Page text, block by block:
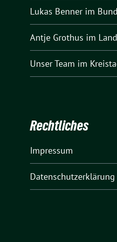
Lukas Benner im
Antje Grothus im
Unser Team im
Rechtliches
Impressum
Datenschutzerklärung